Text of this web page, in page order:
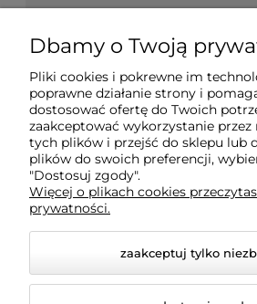
Farby | Lakiery | Emalie
Ochrona drewna | metalu |
Informacje prawne
Dokumenty
Dbamy o Twoją
Pliki cookies i pokrewne im
poprawne działanie strony i
dostosować ofertę do Twoich
zaakceptować wykorzystanie przez
tych plików i przejść do sklepu lub
plików do swoich preferencji,
"Dostosuj zgody".
Więcej o plikach cookies
prywatności.
zaakceptuj tylko